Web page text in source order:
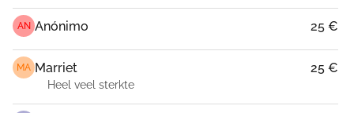
AN Anónimo 25 €
MA Marriet 25 €
Heel veel sterkte